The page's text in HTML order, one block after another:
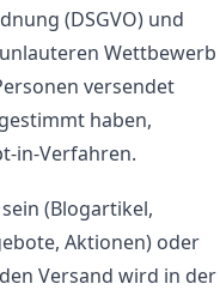
(DSGVO) und
Wettbewerb
versendet
haben,
in-Verfahren.
(Blogartikel,
Aktionen) oder
Versand wird in der